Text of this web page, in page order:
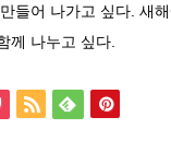
들어 나가고 싶다. 새
께 나누고 싶다.